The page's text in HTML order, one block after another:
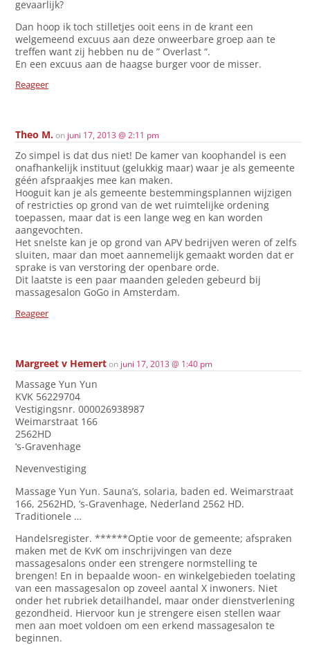
gevaarlijk?
Dan hoop ik toch stilletjes ooit eens in de krant een
welgemeend excuus aan deze onweerbare groep aan te
treffen want zij hebben nu de ” Overlast “.
En een excuus aan de haagse burger voor de misser.
Reageer
Theo M.on juni 17, 2013 @ 2:11 pm
Zo simpel is dat dus niet! De kamer van koophandel is een
onafhankelijk instituut (gelukkig maar) waar je als gemeente
géén afspraakjes mee kan maken.
Hooguit kan je als gemeente bestemmingsplannen wijzigen
of restricties op grond van de wet ruimtelijke ordening
toepassen, maar dat is een lange weg en kan worden
aangevochten.
Het snelste kan je op grond van APV bedrijven weren of zelfs
sluiten, maar dan moet aannemelijk gemaakt worden dat er
sprake is van verstoring der openbare orde.
Dit laatste is een paar maanden geleden gebeurd bij
massagesalon GoGo in Amsterdam.
Reageer
Margreet v Hemerton juni 17, 2013 @ 1:40 pm
Massage Yun Yun
KVK 56229704
Vestigingsnr. 000026938987
Weimarstraat 166
2562HD
‘s-Gravenhage
Nevenvestiging
Massage Yun Yun. Sauna’s, solaria, baden ed. Weimarstraat
166, 2562HD, ‘s-Gravenhage, Nederland 2562 HD.
Traditionele …
Handelsregister. ******Optie voor de gemeente; afspraken
maken met de KvK om inschrijvingen van deze
massagesalons onder een strengere normstelling te
brengen! En in bepaalde woon- en winkelgebieden toelating
van een massagesalon op zoveel aantal X inwoners. Niet
onder het rubriek detailhandel, maar onder dienstverlening
gezondheid. Hiervoor kun je strengere eisen stellen waar
men aan moet voldoen om een erkend massagesalon te
beginnen.